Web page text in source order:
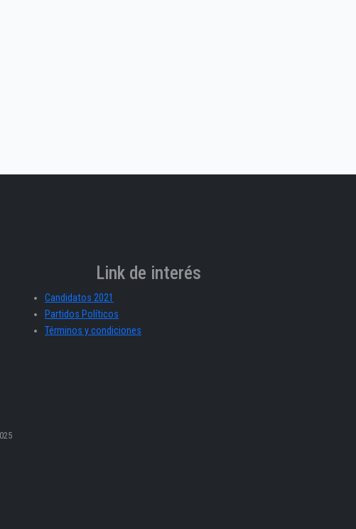
Link de interés
Candidatos 2021
Partidos Políticos
Términos y condiciones